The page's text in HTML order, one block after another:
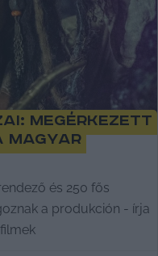
megérkezett
magyar
és 250 fős
a produkción - írja